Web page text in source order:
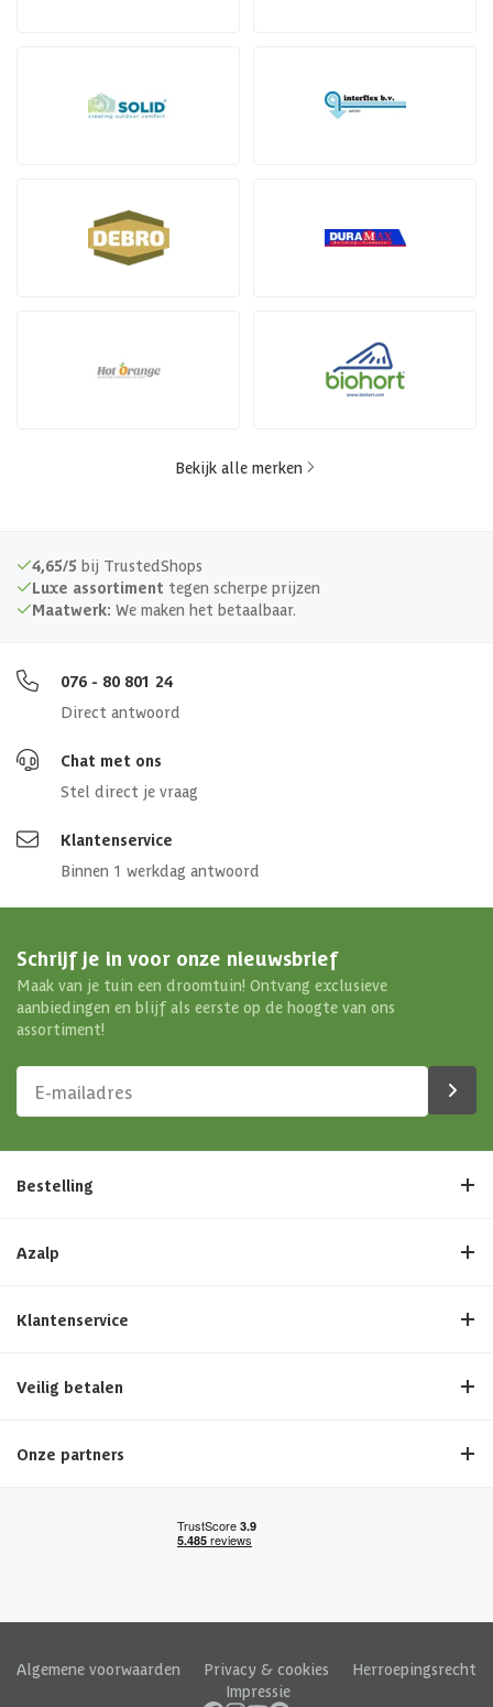
Bekijk alle merken
4,65/5 bij TrustedShops
Luxe assortiment tegen scherpe prijzen
Maatwerk: We maken het betaalbaar.
076 - 80 801 24
Direct antwoord
Chat met ons
Stel direct je vraag
Klantenservice
Binnen 1 werkdag antwoord
Schrijf je in voor onze nieuwsbrief
Maak van je tuin een droomtuin! Ontvang exclusieve
aanbiedingen en blijf als eerste op de hoogte van ons
assortiment!
Bestelling
Azalp
Klantenservice
Veilig betalen
Onze partners
Algemene voorwaarden Privacy & cookies
Herroepingsrecht
Impressie